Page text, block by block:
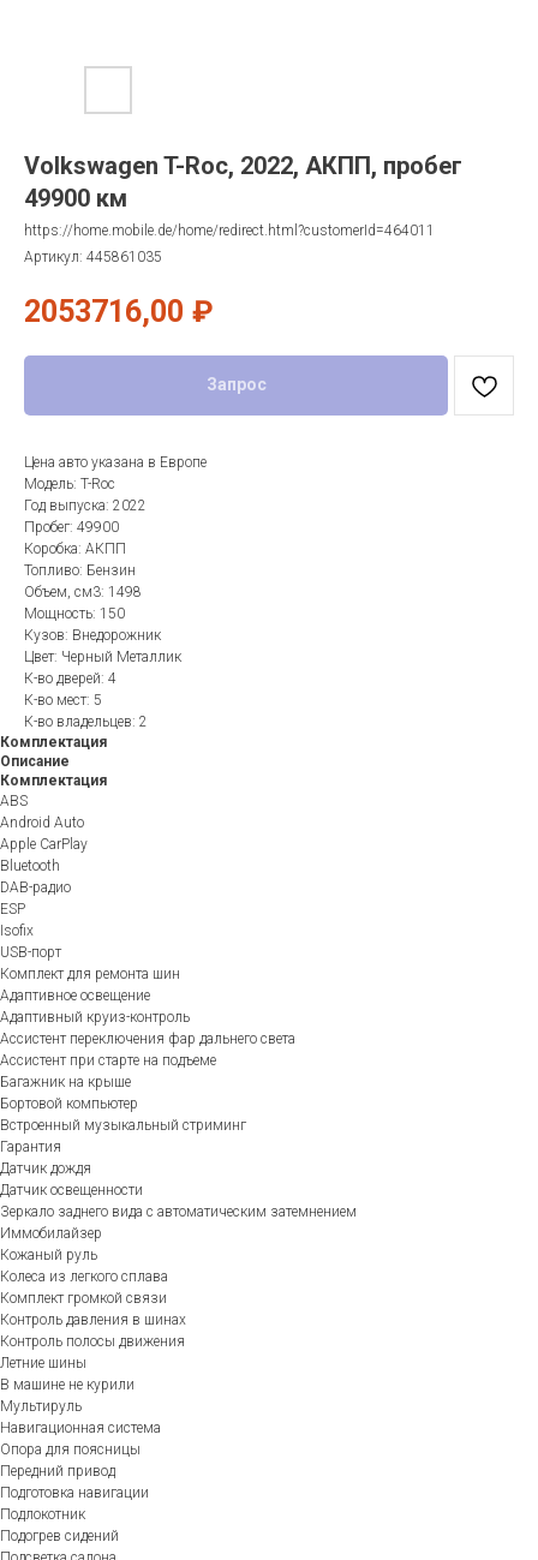
Volkswagen T-Roc, 2022, АКПП, пробег
49900 км
https://home.mobile.de/home/redirect.html?customerId=464011
Артикул: 445861035
2053716,00 ₽
Запрос
Цена авто указана в Европе
Модель: T-Roc
Год выпуска: 2022
Пробег: 49900
Коробка: АКПП
Топливо: Бензин
Объем, см3: 1498
Мощность: 150
Кузов: Внедорожник
Цвет: Черный Металлик
К-во дверей: 4
К-во мест: 5
К-во владельцев: 2
Комплектация
Описание
Комплектация
ABS
Android Auto
Apple CarPlay
Bluetooth
DAB-радио
ESP
Isofix
USB-порт
Комплект для ремонта шин
Адаптивное освещение
Адаптивный круиз-контроль
Ассистент переключения фар дальнего света
Ассистент при старте на подъеме
Багажник на крыше
Бортовой компьютер
Встроенный музыкальный стриминг
Гарантия
Датчик дождя
Датчик освещенности
Зеркало заднего вида с автоматическим затемнением
Иммобилайзер
Кожаный руль
Колеса из легкого сплава
Комплект громкой связи
Контроль давления в шинах
Контроль полосы движения
Летние шины
В машине не курили
Мультируль
Навигационная система
Опора для поясницы
Передний привод
Подготовка навигации
Подлокотник
Подогрев сидений